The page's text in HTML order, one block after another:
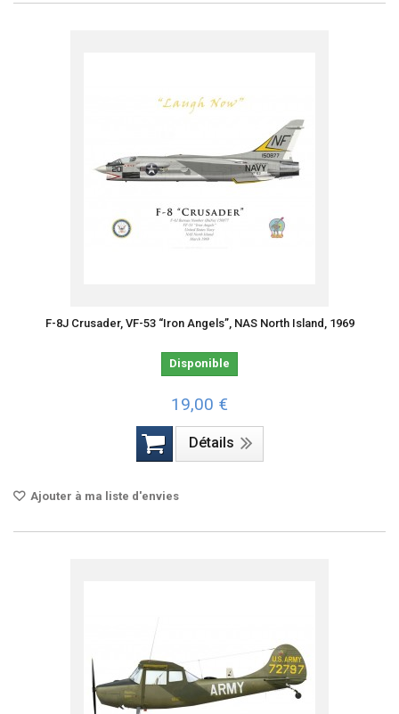
F-8J Crusader, VF-53 “Iron Angels”, NAS North Island, 1969
Disponible
19,00 €
Détails
Ajouter à ma liste d'envies